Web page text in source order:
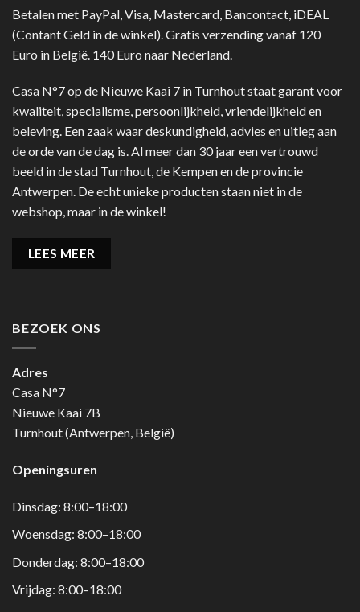
Betalen met PayPal, Visa, Mastercard, Bancontact, iDEAL
(Contant Geld in de winkel). Gratis verzending vanaf 120
Euro in België. 140 Euro naar Nederland.
Casa N°7 op de Nieuwe Kaai 7 in Turnhout staat garant voor
kwaliteit, specialisme, persoonlijkheid, vriendelijkheid en
beleving. Een zaak waar deskundigheid, advies en uitleg aan
de orde van de dag is. Al meer dan 30 jaar een vertrouwd
beeld in de stad Turnhout, de Kempen en de provincie
Antwerpen. De echt unieke producten staan niet in de
webshop, maar in de winkel!
LEES MEER
BEZOEK ONS
Adres
Casa N°7
Nieuwe Kaai 7B
Turnhout (Antwerpen, België)
Openingsuren
Dinsdag: 8:00–18:00
Woensdag: 8:00–18:00
Donderdag: 8:00–18:00
Vrijdag: 8:00–18:00